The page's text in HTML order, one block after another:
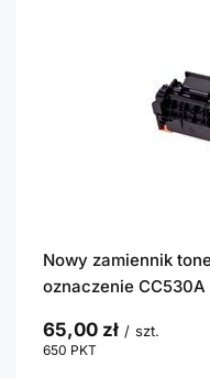
Nowy zamiennik
oznaczenie CC530A
65,00 zł / szt.
650 PKT